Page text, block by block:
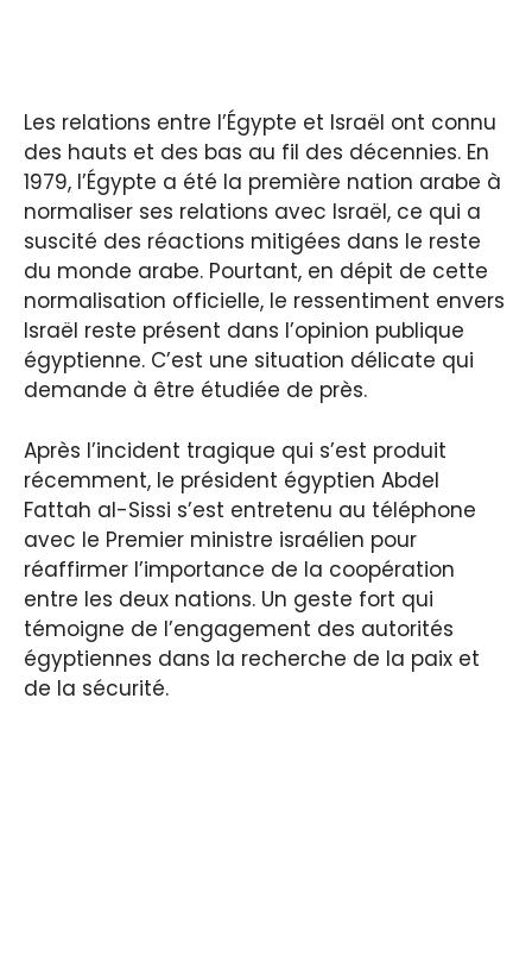
Les relations entre l’Égypte et Israël ont connu
des hauts et des bas au fil des décennies. En
1979, l’Égypte a été la première nation arabe à
normaliser ses relations avec Israël, ce qui a
suscité des réactions mitigées dans le reste
du monde arabe. Pourtant, en dépit de cette
normalisation officielle, le ressentiment envers
Israël reste présent dans l’opinion publique
égyptienne. C’est une situation délicate qui
demande à être étudiée de près.
Après l’incident tragique qui s’est produit
récemment, le président égyptien Abdel
Fattah al-Sissi s’est entretenu au téléphone
avec le Premier ministre israélien pour
réaffirmer l’importance de la coopération
entre les deux nations. Un geste fort qui
témoigne de l’engagement des autorités
égyptiennes dans la recherche de la paix et
de la sécurité.